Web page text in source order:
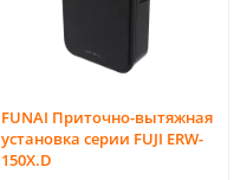
FUNAI Приточно-вытяжная
установка серии FUJI ERW-
150X.D